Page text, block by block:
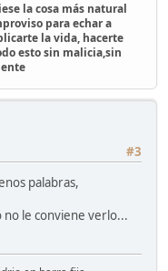
la cosa más natural
para echar a
la vida, hacerte
esto sin malicia,sin
#3
palabras,
le conviene verlo...